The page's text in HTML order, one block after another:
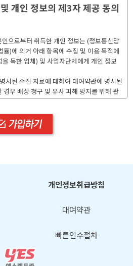
개인 정보의 제3자 제공 동의
으로부터 취득한 개인 정보는 (정보통신망
률)에 의거 아래 항목에 수집 및 이용 목적에
득한 업체) 및 사업자단체에게 개인 정보
시된 수집 자료에 대하여 대여약관에 명시된
우 배상 청구 및 유사 피해 방지를 위해 관
있음을 명시하며, 동의 거부 시 차량 대여
개인정보취급방침
대여약관
빠른인수절차